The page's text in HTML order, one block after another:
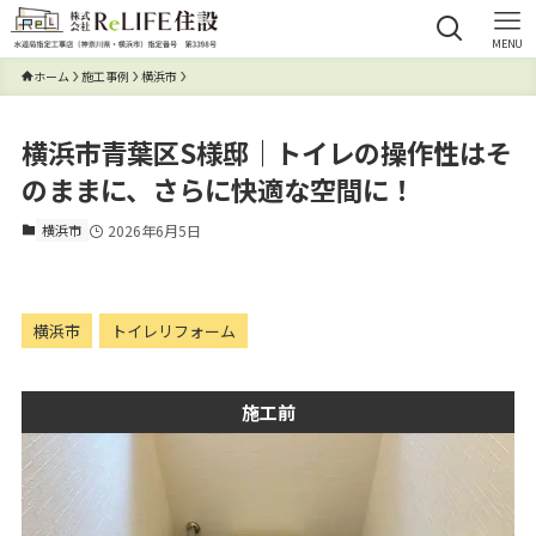
MENU
ホーム 施工事例 横浜市
横浜市青葉区S様邸｜トイレの操作性はそ
のままに、さらに快適な空間に！
横浜市 2026年6月5日
横浜市 トイレリフォーム
施工前